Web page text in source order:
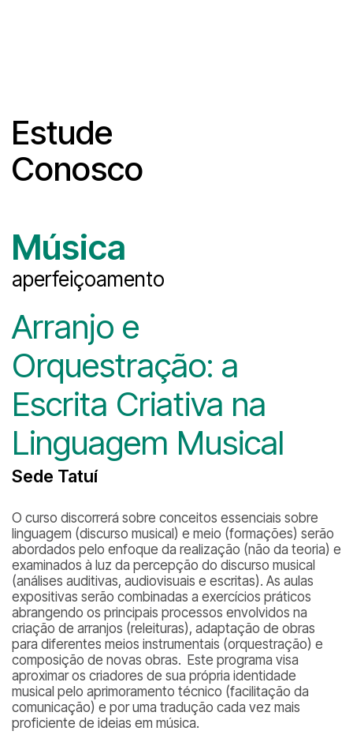
Estude
Conosco
Música
aperfeiçoamento
Arranjo e
Orquestração: a
Escrita Criativa na
Linguagem Musical
Sede Tatuí
O curso discorrerá sobre conceitos essenciais sobre
linguagem (discurso musical) e meio (formações) serão
abordados pelo enfoque da realização (não da teoria) e
examinados à luz da percepção do discurso musical
(análises auditivas, audiovisuais e escritas). As aulas
expositivas serão combinadas a exercícios práticos
abrangendo os principais processos envolvidos na
criação de arranjos (releituras), adaptação de obras
para diferentes meios instrumentais (orquestração) e
composição de novas obras. Este programa visa
aproximar os criadores de sua própria identidade
musical pelo aprimoramento técnico (facilitação da
comunicação) e por uma tradução cada vez mais
proficiente de ideias em música.